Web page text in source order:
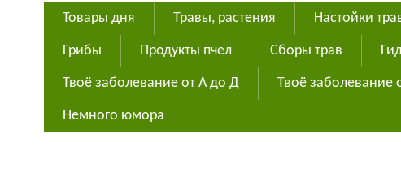
Товары дня Травы, растения Настойки
Грибы Продукты пчел Сборы трав
Твоё заболевание от А до Д Твоё заболевание
Немного юмора